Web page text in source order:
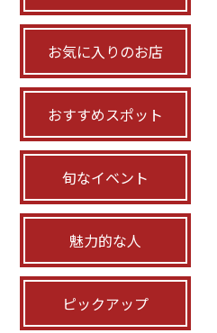
お気に入りのお店
おすすめスポット
旬なイベント
魅力的な人
ピックアップ